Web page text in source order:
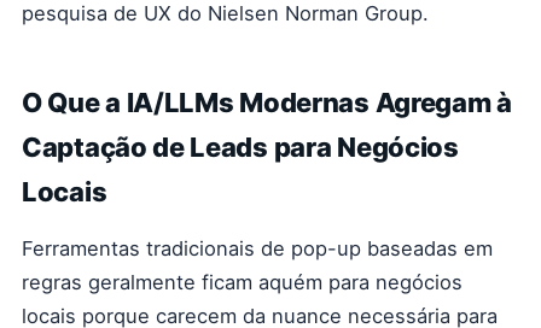
pesquisa de UX do Nielsen Norman Group.
O Que a IA/LLMs Modernas Agregam à
Captação de Leads para Negócios
Locais
Ferramentas tradicionais de pop-up baseadas em
regras geralmente ficam aquém para negócios
locais porque carecem da nuance necessária para